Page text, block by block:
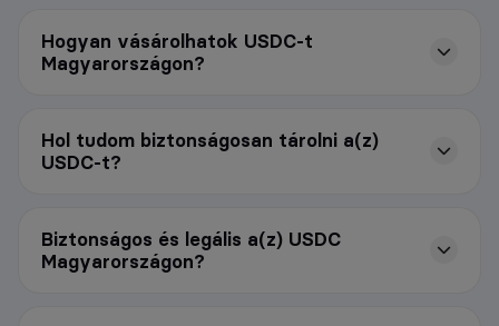
Hogyan vásárolhatok USDC-t
Magyarországon?
Hol tudom biztonságosan tárolni a(z)
USDC-t?
Biztonságos és legális a(z) USDC
Magyarországon?